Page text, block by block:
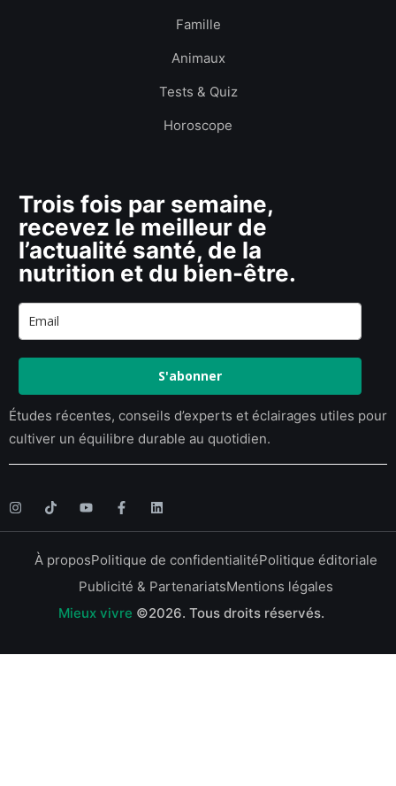
Famille
Animaux
Tests & Quiz
Horoscope
Trois fois par semaine,
recevez le meilleur de
l’actualité santé, de la
nutrition et du bien-être.
S'abonner
Études récentes, conseils d’experts et éclairages utiles pour
cultiver un équilibre durable au quotidien.
À proposPolitique de confidentialitéPolitique éditoriale
Publicité & PartenariatsMentions légales
Mieux vivre ©2026. Tous droits réservés.